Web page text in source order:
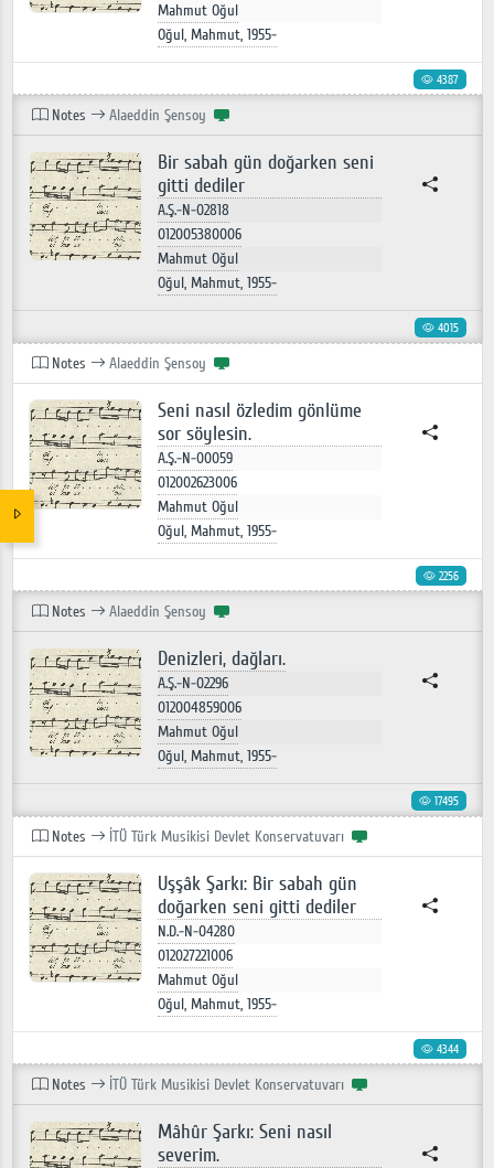
Mahmut Oğul
Oğul, Mahmut, 1955-
4387
Notes Alaeddin Şensoy
Bir sabah gün doğarken seni
gitti dediler
A.Ş.-N-02818
012005380006
Mahmut Oğul
Oğul, Mahmut, 1955-
4015
Notes Alaeddin Şensoy
Seni nasıl özledim gönlüme
sor söylesin.
A.Ş.-N-00059
012002623006
Mahmut Oğul
Oğul, Mahmut, 1955-
2256
Notes Alaeddin Şensoy
Denizleri, dağları.
A.Ş.-N-02296
012004859006
Mahmut Oğul
Oğul, Mahmut, 1955-
17495
Notes İTÜ Türk Musikisi Devlet Konservatuvarı
Uşşâk Şarkı: Bir sabah gün
doğarken seni gitti dediler
N.D.-N-04280
012027221006
Mahmut Oğul
Oğul, Mahmut, 1955-
4344
Notes İTÜ Türk Musikisi Devlet Konservatuvarı
Mâhûr Şarkı: Seni nasıl
severim.